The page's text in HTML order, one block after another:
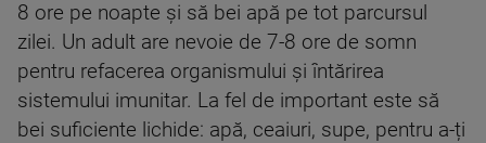
8 ore pe noapte și să bei apă pe tot parcursul
zilei. Un adult are nevoie de 7-8 ore de somn
pentru refacerea organismului și întărirea
sistemului imunitar. La fel de important este să
bei suficiente lichide: apă, ceaiuri, supe, pentru a-ți